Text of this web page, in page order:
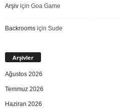
Arşiv için Goa Game
Backrooms için Sude
Arşivler
Ağustos 2026
Temmuz 2026
Haziran 2026